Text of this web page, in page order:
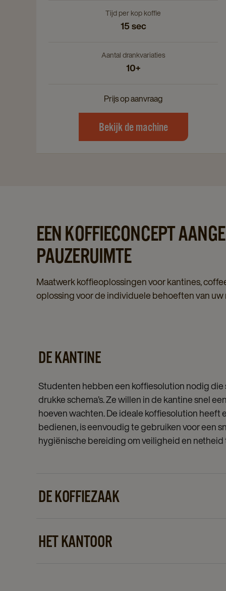
Tijd per kop koffie
15 sec
Aantal drankvariaties
10+
Prijs op aanvraag
Bekijk de machine
EEN KOFFIECONCEPT
PAUZERUIMTE
Maatwerk koffieoplossingen voor kantines,
oplossing voor de individuele behoeften van uw
DE KANTINE
Studenten hebben een koffiesolution nodig die
drukke schema’s. Ze willen in de kantine snel
hoeven wachten. De ideale koffiesolution
bedienen, is eenvoudig te gebruiken voor een
hygiënische bereiding om veiligheid en netheid
DE KOFFIEZAAK
smaken te voldoen. Ze verwachten een ruime
cacao en thee. De oplossing moet een
HET KANTOOR